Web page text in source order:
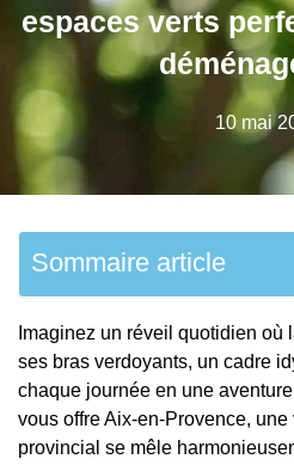
espaces verts
10 mai
Sommaire article
Imaginez un réveil quotidien où
ses bras verdoyants, un cadre
chaque journée en une
vous offre Aix-en-Provence,
provincial se mêle